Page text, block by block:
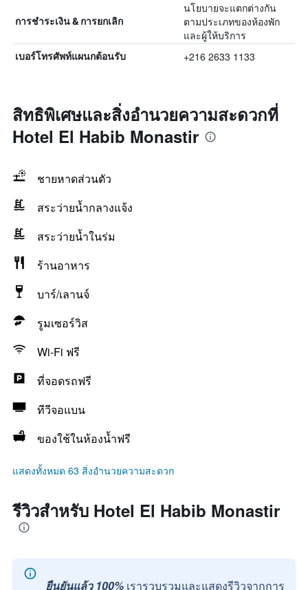
การชำระเงิน & การยกเลิก
นโยบายจะแตกต่างกัน
ตามประเภทของห้องพัก
และผู้ให้บริการ
เบอร์โทรศัพท์แผนกต้อนรับ +216 2633 1133
สิทธิพิเศษและสิ่งอำนวยความสะดวกที่
Hotel El Habib Monastir
ชายหาดส่วนตัว
สระว่ายน้ำกลางแจ้ง
สระว่ายน้ำในร่ม
ร้านอาหาร
บาร์/เลานจ์
รูมเซอร์วิส
Wi-Fi ฟรี
ที่จอดรถฟรี
ทีวีจอแบน
ของใช้ในห้องน้ำฟรี
แสดงทั้งหมด 63 สิ่งอำนวยความสะดวก
รีวิวสำหรับ Hotel El Habib Monastir
ยืนยันแล้ว 100% เรารวบรวมและแสดงรีวิวจากการ